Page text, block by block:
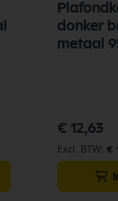
donker
metaal
€ 12,63
€